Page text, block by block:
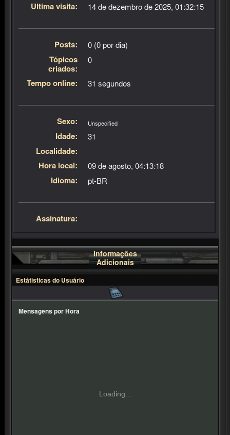
Última visita: 14 de dezembro de 2025, 01:32:15
Posts:
0 (0 por dia)
Tópicos
criados:
0
Tempo online: 31 segundos
Sexo: Unspecified
Idade:
31
Localidade:
Hora local:
09 de agosto, 04:13:18
Idioma:
pt-BR
Assinatura:
Informações
Adicionais
Estátisticas do Usuário
Mensagens por Hora
Loading...